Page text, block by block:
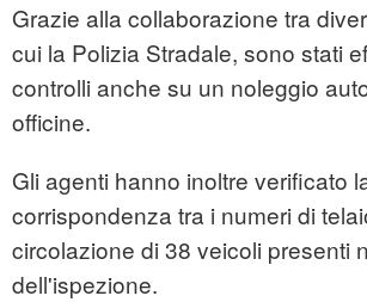
Grazie alla collaborazione tra
cui la Polizia Stradale, sono stati
controlli anche su un noleggio
officine.
Gli agenti hanno inoltre verificato
corrispondenza tra i numeri di
circolazione di 38 veicoli presenti
dell'ispezione.